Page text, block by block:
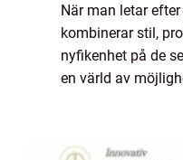
När man letar
kombinerar stil,
nyfikenhet på de
en värld av